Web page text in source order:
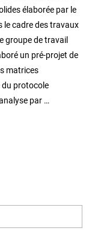
élaborée par le
le cadre des travaux
groupe de travail
un pré-projet de
matrices
du protocole
par …